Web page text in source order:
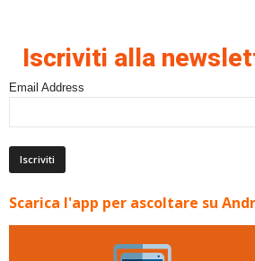
Iscriviti alla
Email Address
Scarica l'app per ascoltare su